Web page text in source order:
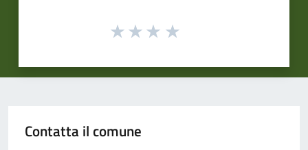
Contatta il comune